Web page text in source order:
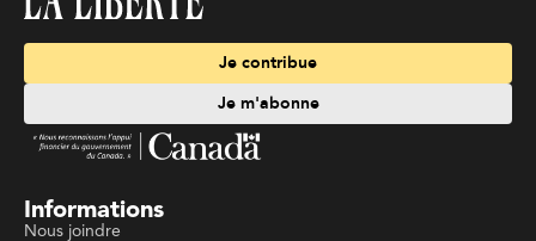
Je contribue
Je m'abonne
Informations
Nous joindre